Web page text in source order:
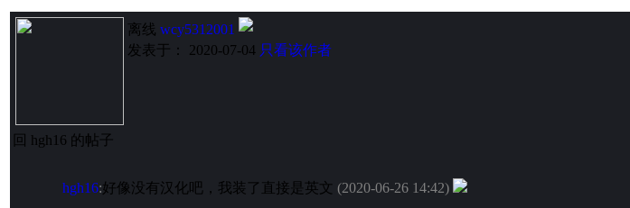
离线 wcy5312001
发表于： 2020-07-04 只看该作者
回 hgh16 的帖子
hgh16:好像没有汉化吧，我装了直接是英文 (2020-06-26 14:42)